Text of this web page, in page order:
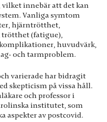
innebär att det kan
Vanliga symtom
hjärntrötthet,
trötthet (fatigue),
huvudvärk,
och tarmproblem.
varierade har bidragit
skepticism på vissa håll.
och professor i
institutet, som
aspekter av postcovid.